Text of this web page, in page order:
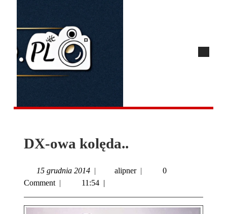
DX-owa kolęda..
15 grudnia 2014 | alipner |
0
Comment | 11:54 |